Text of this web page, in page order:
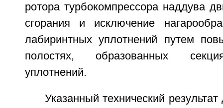
ротора турбокомпрессора наддува
сгорания и исключение
лабиринтных уплотнений путем
полостях, образованных
уплотнений.
Указанный технический результат